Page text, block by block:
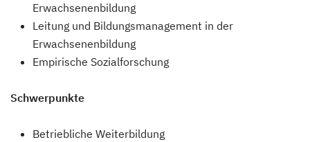
Erwachsenenbildung
Leitung und Bildungsmanagement in der
Erwachsenenbildung
Empirische Sozialforschung
Schwerpunkte
Betriebliche Weiterbildung